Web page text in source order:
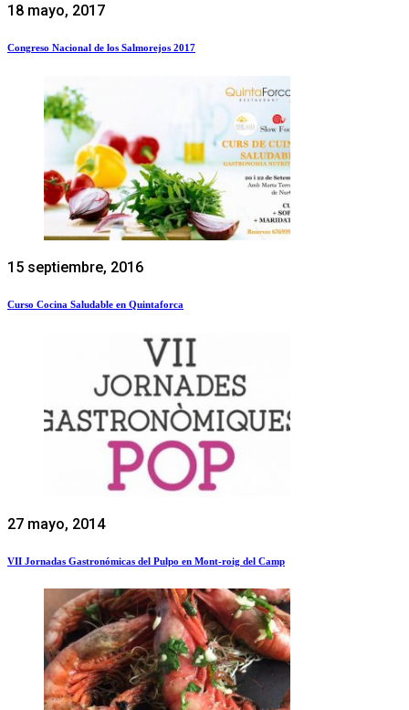
18 mayo, 2017
Congreso Nacional de los Salmorejos 2017
15 septiembre, 2016
Curso Cocina Saludable en Quintaforca
27 mayo, 2014
VII Jornadas Gastronómicas del Pulpo en Mont-roig del Camp